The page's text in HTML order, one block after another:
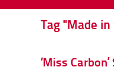
Tag "Made
‘Miss